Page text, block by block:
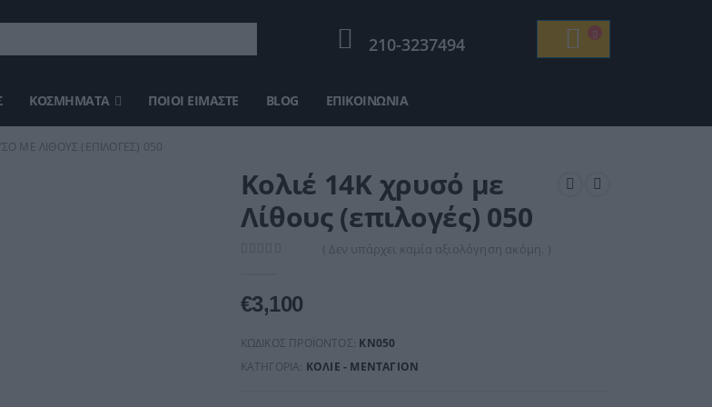
210-3237494
ΚΟΣΜΉΜΑΤΑ ΠΟΙΟΙ ΕΊΜΑΣΤΕ BLOG ΕΠΙΚΟΙΝΩΝΊΑ
ΜΕ ΛΊΘΟΥΣ (ΕΠΙΛΟΓΈΣ) 050
Κολιέ 14Κ χρυσό με
Λίθους (επιλογές) 050
( Δεν υπάρχει καμία αξιολόγηση ακόμη. )
€3,100
ΚΩΔΙΚΌΣ ΠΡΟΪΌΝΤΟΣ: KN050
ΚΑΤΗΓΟΡΊΑ: ΚΟΛΙΈ - ΜΕΝΤΑΓΙΌΝ